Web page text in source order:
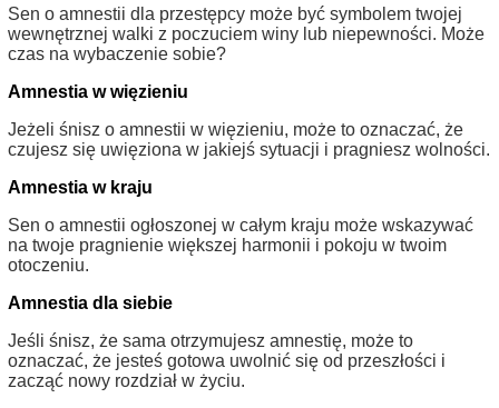
Sen o amnestii dla przestępcy może być symbolem twojej
wewnętrznej walki z poczuciem winy lub niepewności. Może
czas na wybaczenie sobie?
Amnestia w więzieniu
Jeżeli śnisz o amnestii w więzieniu, może to oznaczać, że
czujesz się uwięziona w jakiejś sytuacji i pragniesz wolności.
Amnestia w kraju
Sen o amnestii ogłoszonej w całym kraju może wskazywać
na twoje pragnienie większej harmonii i pokoju w twoim
otoczeniu.
Amnestia dla siebie
Jeśli śnisz, że sama otrzymujesz amnestię, może to
oznaczać, że jesteś gotowa uwolnić się od przeszłości i
zacząć nowy rozdział w życiu.